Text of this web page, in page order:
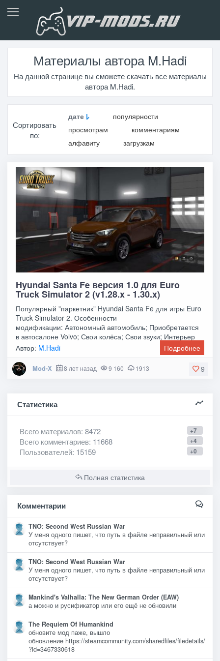
Материалы автора M.Hadi
На данной странице вы сможете скачать все материалы
автора M.Hadi.
Сортировать
по:
дате
популярности
просмотрам
комментариям
алфавиту
загрузкам
Hyundai Santa Fe версия 1.0 для Euro
Truck Simulator 2 (v1.28.x - 1.30.x)
Популярный "паркетник" Hyundai Santa Fe для игры Euro
Truck Simulator 2. Особенности
модификации: Автономный автомобиль; Приобретается
в автосалоне Volvo; Свои колёса; Свои звуки; Интерьер
не
Автор: M.Hadi Подробнее
9
Mod-X 8 лет назад 9 160 1913
Статистика
+7
Всего материалов: 8472
+4
Всего комментариев: 11668
+0
Пользователей: 15159
Полная статистика
Комментарии
TNO: Second West Russian War
У меня одного пишет, что путь в файле неправильный или
отсутствует?
TNO: Second West Russian War
У меня одного пишет, что путь в файле неправильный или
отсутствует?
Mankind's Valhalla: The New German Order (EAW)
а можно и русификатор или его ещё не обновили
The Requiem Of Humankind
обновите мод паже, вышло
обновление https://steamcommunity.com/sharedfiles/filedetails/
?id=3467330618